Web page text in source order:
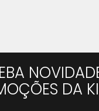
DA